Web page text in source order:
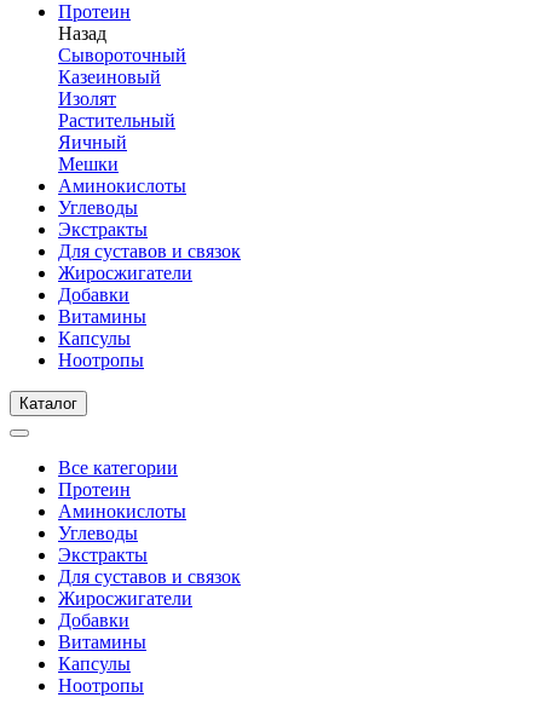
Протеин
Назад
Сывороточный
Казеиновый
Изолят
Растительный
Яичный
Мешки
Аминокислоты
Углеводы
Экстракты
Для суставов и связок
Жиросжигатели
Добавки
Витамины
Капсулы
Ноотропы
Каталог
Все категории
Протеин
Аминокислоты
Углеводы
Экстракты
Для суставов и связок
Жиросжигатели
Добавки
Витамины
Капсулы
Ноотропы